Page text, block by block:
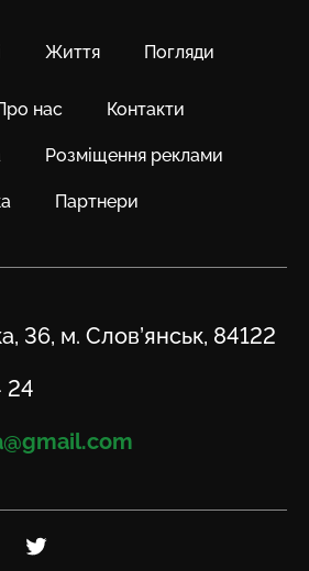
Життя Погляди
нас Контакти
Розміщення реклами
Партнери
36, м. Слов’янськ, 84122
24
на Telegram
Посилання на Twitter